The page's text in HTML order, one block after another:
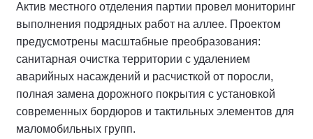
Актив местного отделения партии провел мониторинг
выполнения подрядных работ на аллее. Проектом
предусмотрены масштабные преобразования:
санитарная очистка территории с удалением
аварийных насаждений и расчисткой от поросли,
полная замена дорожного покрытия с установкой
современных бордюров и тактильных элементов для
маломобильных групп.